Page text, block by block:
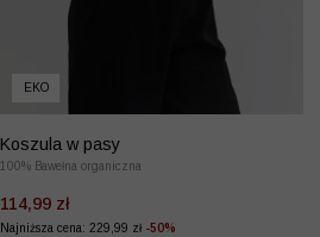
EKO
Koszula w pasy
100% Bawełna organiczna
114,99 zł
Najniższa cena: 229,99 zł -50%